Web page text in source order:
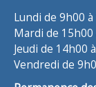
Lundi de 9h00
Mardi de 15h00
Jeudi de 14h00
Vendredi de